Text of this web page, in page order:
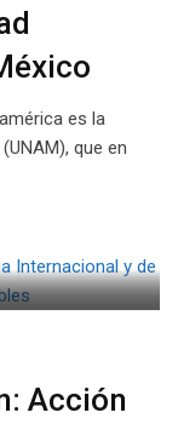
es la
que en
Acción